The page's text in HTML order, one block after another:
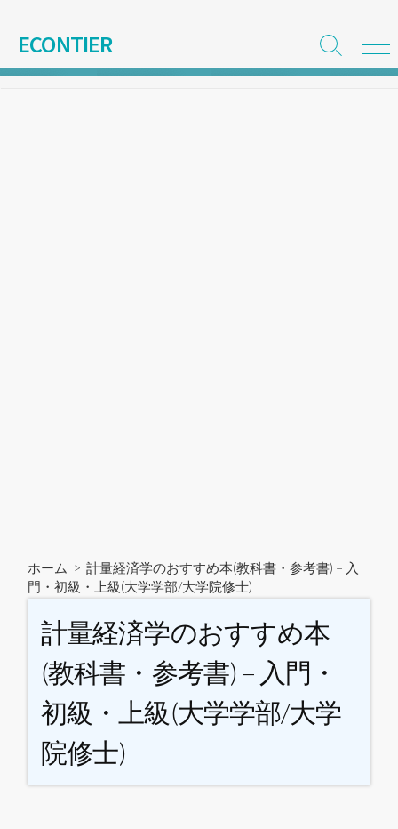
ン
ECONTIER
検
索
メ
ニ
ホーム > 計量経済学のおすすめ本(教科書・参考書) – 入
門・初級・上級(大学学部/大学院修士)
計量経済学のおすすめ本
(教科書・参考書) – 入門・
初級・上級(大学学部/大学
院修士)